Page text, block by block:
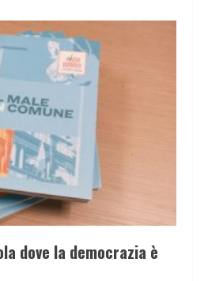
dove la democrazia è